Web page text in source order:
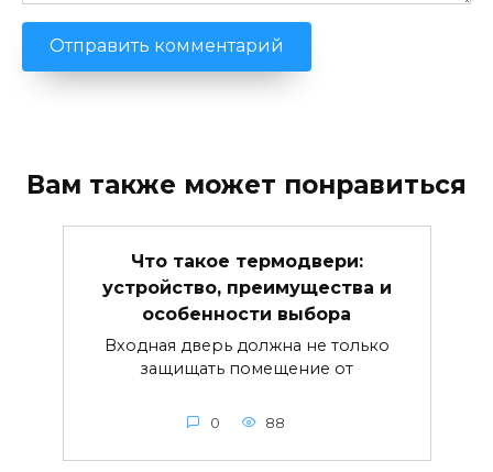
Вам также может понравиться
Что такое термодвери:
устройство, преимущества и
особенности выбора
Входная дверь должна не только
защищать помещение от
0 88